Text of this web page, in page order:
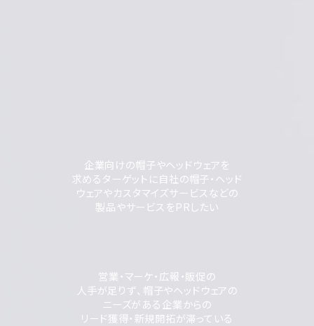
企業向けの帽子やヘッドウェアを
求めるターゲットに自社の帽子・ヘッド
ウェアやカスタマイズサービスなどの
製品やサービスをPRしたい
営業・マーケ・広報・販促の
人手が足りず、帽子やヘッドウェアの
ニーズがある企業からの
リード獲得・新規開拓が滞っている